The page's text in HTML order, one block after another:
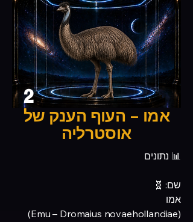
2
אמו – העוף הענק של
אוסטרליה
📊 נתונים
שם: 🧬
אמו
(Emu – Dromaius novaehollandiae)